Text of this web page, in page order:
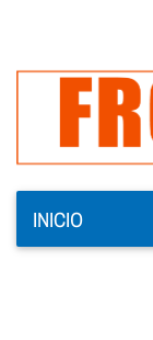
INICIO